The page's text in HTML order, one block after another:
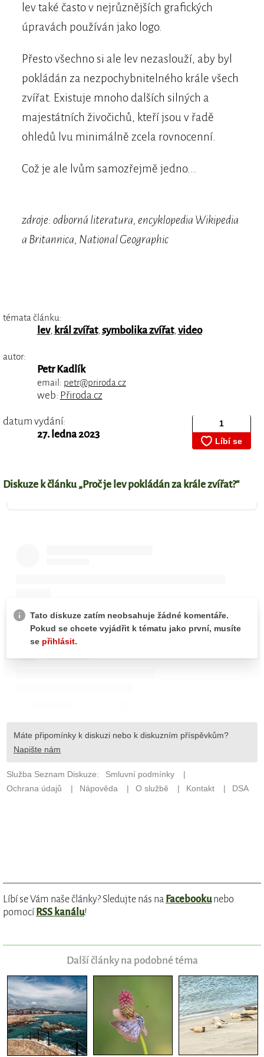
lev také často v nejrůznějších grafických
úpravách používán jako logo.
Přesto všechno si ale lev nezaslouží, aby byl
pokládán za nezpochybnitelného krále všech
zvířat. Existuje mnoho dalších silných a
majestátních živočichů, kteří jsou v řadě
ohledů lvu minimálně zcela rovnocenní.
Což je ale lvům samozřejmě jedno...
zdroje: odborná literatura, encyklopedia Wikipedia
a Britannica, National Geographic
témata článku:
lev, král zvířat, symbolika zvířat, video
autor:
Petr Kadlík
email: petr@priroda.cz
web: Přiroda.cz
datum vydání:
27. ledna 2023
Diskuze k článku „Proč je lev pokládán za krále zvířat?“
Líbí se Vám naše články? Sledujte nás na Facebookunebo
pomocí RSS kanálu!
Další články na podobné téma